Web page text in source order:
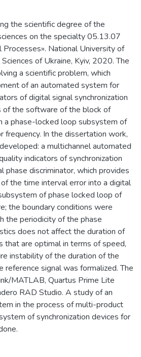
the scientific degree of the
on the specialty 05.13.07
National University of
of Ukraine, Kyiv, 2020. The
a scientific problem, which
of an automated system for
of digital signal synchronization
of the software of the block of
a phase-locked loop subsystem of
frequency. In the dissertation work,
a multichannel automated
indicators of synchronization
phase discriminator, which provides
the time interval error into a digital
of phase locked loop of
the boundary conditions were
the periodicity of the phase
does not affect the duration of
that are optimal in terms of speed,
instability of the duration of the
reference signal was formalized. The
MATLAB, Quartus Prime Lite
RAD Studio. A study of an
in the process of multi-product
of synchronization devices for